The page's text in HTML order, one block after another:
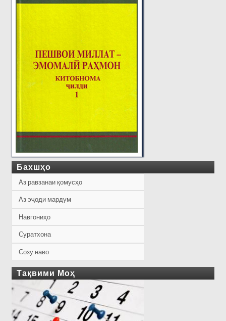
Бахшҳо
Аз равзанаи қомусҳо
Аз эҷоди мардум
Навгониҳо
Суратхона
Созу наво
Тақвими Моҳ